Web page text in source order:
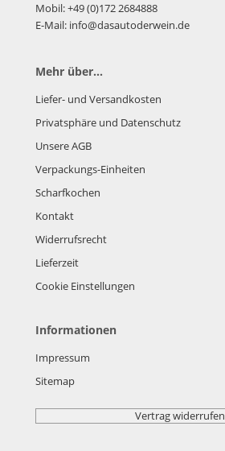
Mobil: +49 (0)172 2684888
E-Mail: info@dasautoderwein.de
Mehr über...
Liefer- und Versandkosten
Privatsphäre und Datenschutz
Unsere AGB
Verpackungs-Einheiten
Scharfkochen
Kontakt
Widerrufsrecht
Lieferzeit
Cookie Einstellungen
Informationen
Impressum
Sitemap
Vertrag widerrufen